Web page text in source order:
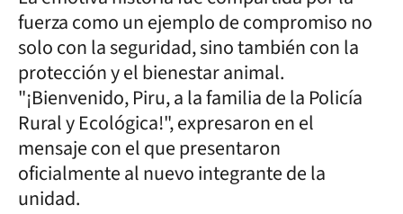
fuerza como un ejemplo de compromiso no
solo con la seguridad, sino también con la
protección y el bienestar animal.
"¡Bienvenido, Piru, a la familia de la Policía
Rural y Ecológica!", expresaron en el
mensaje con el que presentaron
oficialmente al nuevo integrante de la
unidad.